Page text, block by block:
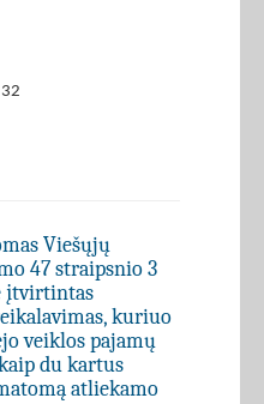
Viešųjų
47 straipsnio 3
įtvirtintas
kuriuo
veiklos pajamų
du kartus
atliekamo